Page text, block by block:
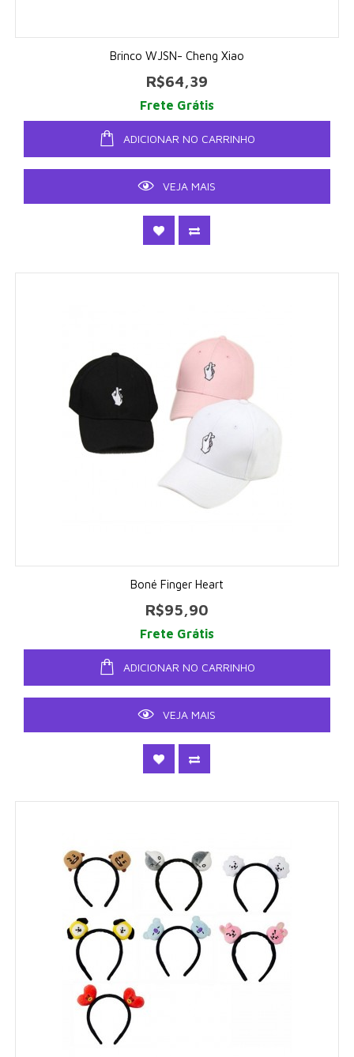
Brinco WJSN- Cheng Xiao
R$64,39
Frete Grátis
ADICIONAR NO CARRINHO
VEJA MAIS
Boné Finger Heart
R$95,90
Frete Grátis
ADICIONAR NO CARRINHO
VEJA MAIS